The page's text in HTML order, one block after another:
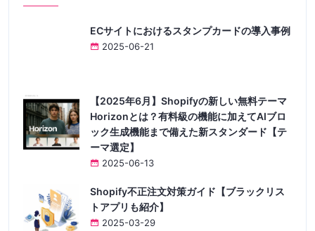
ECサイトにおけるスタンプカードの導入事例
2025-06-21
【2025年6月】Shopifyの新しい無料テーマ
Horizonとは？有料級の機能に加えてAIブロ
ック生成機能まで備えた新スタンダード【テ
ーマ選定】
2025-06-13
Shopify不正注文対策ガイド【ブラックリス
トアプリも紹介】
2025-03-29